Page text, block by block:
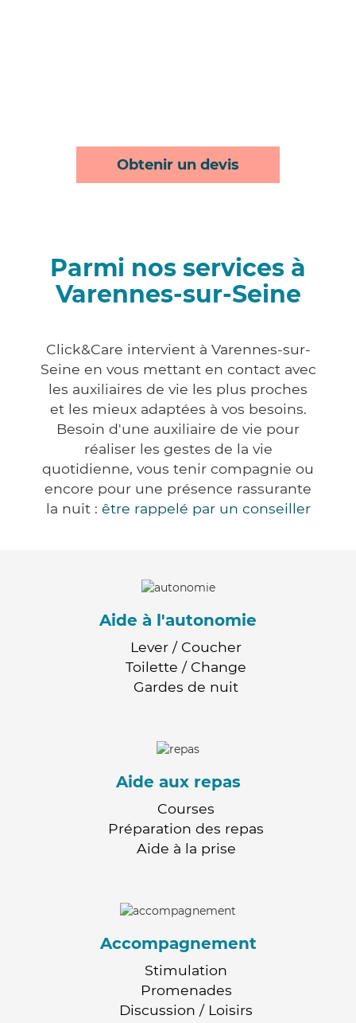
Obtenir un devis
Parmi nos services à
Varennes-sur-Seine
Click&Care intervient à Varennes-sur-
Seine en vous mettant en contact avec
les auxiliaires de vie les plus proches
et les mieux adaptées à vos besoins.
Besoin d'une auxiliaire de vie pour
réaliser les gestes de la vie
quotidienne, vous tenir compagnie ou
encore pour une présence rassurante
la nuit : être rappelé par un conseiller
Aide à l'autonomie
Lever / Coucher
Toilette / Change
Gardes de nuit
Aide aux repas
Courses
Préparation des repas
Aide à la prise
Accompagnement
Stimulation
Promenades
Discussion / Loisirs